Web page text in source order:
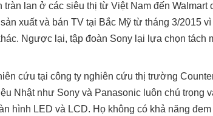
lan ở các siêu thị từ Việt Nam đến Walmart
xuất và bán TV tại Bắc Mỹ từ tháng 3/2015
Ngược lại, tập đoàn Sony lại lựa chọn tách
cứu tại công ty nghiên cứu thị trường
Nhật như Sony và Panasonic luôn chú trọng
hình LED và LCD. Họ không có khả năng